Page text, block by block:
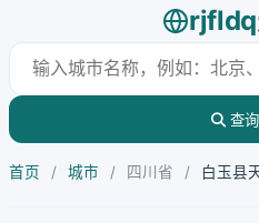
rjfldq
查
首页 / 城市 / 四川省 / 白玉县